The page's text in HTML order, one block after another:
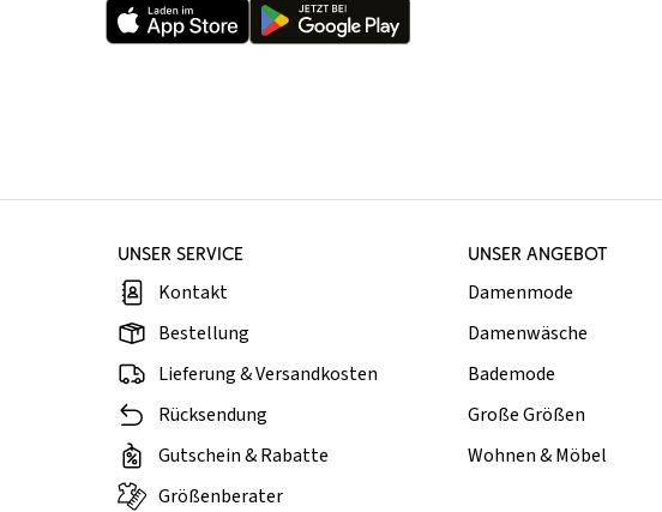
UNSER SERVICE
Kontakt
Bestellung
Lieferung & Versandkosten
Rücksendung
Gutschein & Rabatte
Größenberater
UNSER ANGEBOT
Damenmode
Damenwäsche
Bademode
Große Größen
Wohnen & Möbel